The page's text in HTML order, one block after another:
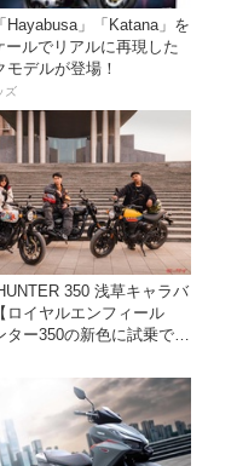
Hayabusa」「Katana」を
ールでリアルに再現した
モデルが登場！
ズ
350 浅草キャラバ
ロイヤルエンフィール
ター350の新色に試乗でき
！